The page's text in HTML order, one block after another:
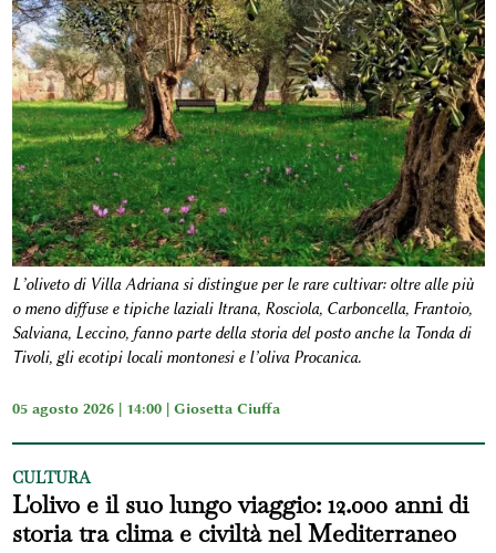
L’oliveto di Villa Adriana si distingue per le rare cultivar: oltre alle più
o meno diffuse e tipiche laziali Itrana, Rosciola, Carboncella, Frantoio,
Salviana, Leccino, fanno parte della storia del posto anche la Tonda di
Tivoli, gli ecotipi locali montonesi e l’oliva Procanica.
05 agosto 2026 | 14:00 | Giosetta Ciuffa
CULTURA
L'olivo e il suo lungo viaggio: 12.000 anni di
storia tra clima e civiltà nel Mediterraneo